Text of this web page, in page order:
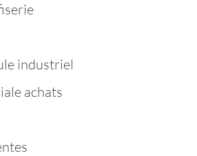
industriel
achats